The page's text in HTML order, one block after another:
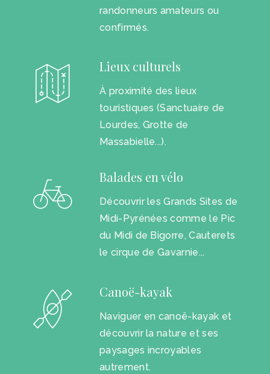
randonneurs amateurs ou
confirmés.
Lieux culturels
À proximité des lieux
touristiques (Sanctuaire de
Lourdes, Grotte de
Massabielle...).
Balades en vélo
Découvrir les Grands Sites de
Midi-Pyrénées comme le Pic
du Midi de Bigorre, Cauterets
le cirque de Gavarnie...
Canoë-kayak
Naviguer en canoë-kayak et
découvrir la nature et ses
paysages incroyables
autrement.